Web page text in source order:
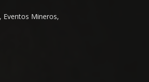
Eventos Mineros,